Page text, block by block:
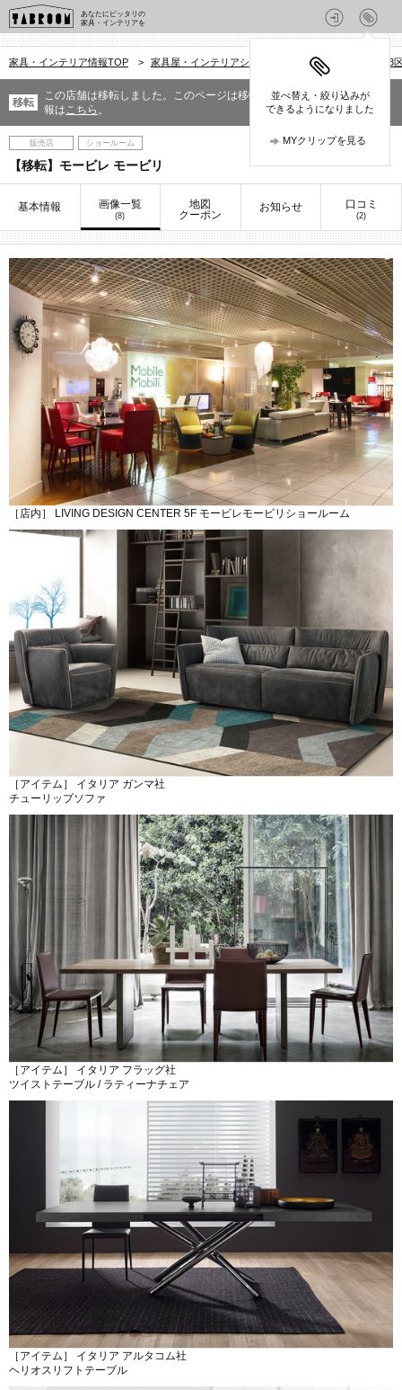
あなたにピッタリの
家具・インテリアを
並べ替え・絞り込みが
できるようになりました
MYクリップを見る
家具・インテリア情報TOP > 家具屋・インテリアショップを探す > 23
移転
この店舗は移転しました。このページは移転前の情報です。移転先の情
報はこちら 。
販売店 ショールーム
【移転】モービレ モービリ
基本情報 画像一覧
(8)
地図
クーポン
お知らせ 口コミ
(2)
［店内］ LIVING DESIGN CENTER 5F モービレモービリショールーム
［アイテム］ イタリア ガンマ社
チューリップソファ
［アイテム］ イタリア フラッグ社
ツイストテーブル / ラティーナチェア
［アイテム］ イタリア アルタコム社
ヘリオスリフトテーブル